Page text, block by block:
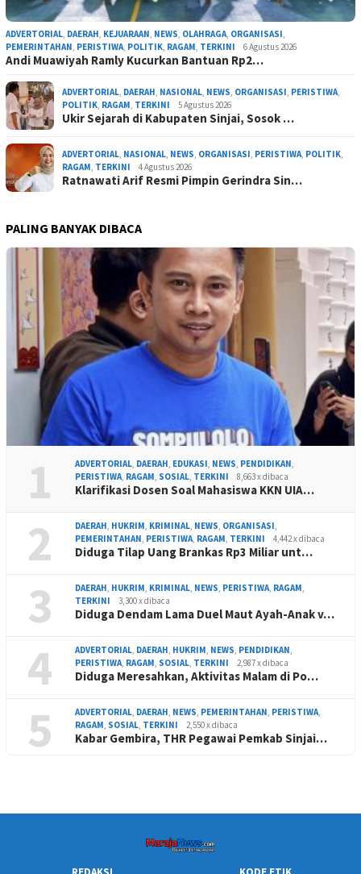
ADVERTORIAL, DAERAH, KEJUARAAN, NEWS, OLAHRAGA, ORGANISASI,
PEMERINTAHAN, PERISTIWA, POLITIK, RAGAM, TERKINI 6 Agustus 2026
Andi Muawiyah Ramly Kucurkan Bantuan Rp2…
ADVERTORIAL, DAERAH, NASIONAL, NEWS, ORGANISASI, PERISTIWA,
POLITIK, RAGAM, TERKINI 5 Agustus 2026
Ukir Sejarah di Kabupaten Sinjai, Sosok …
ADVERTORIAL, NASIONAL, NEWS, ORGANISASI, PERISTIWA, POLITIK,
RAGAM, TERKINI 4 Agustus 2026
Ratnawati Arif Resmi Pimpin Gerindra Sin…
PALING BANYAK DIBACA
1 ADVERTORIAL, DAERAH, EDUKASI, NEWS, PENDIDIKAN,
PERISTIWA, RAGAM, SOSIAL, TERKINI 8,663 x dibaca
Klarifikasi Dosen Soal Mahasiswa KKN UIA…
2 DAERAH, HUKRIM, KRIMINAL, NEWS, ORGANISASI,
PEMERINTAHAN, PERISTIWA, RAGAM, TERKINI 4,442 x dibaca
Diduga Tilap Uang Brankas Rp3 Miliar unt…
3 DAERAH, HUKRIM, KRIMINAL, NEWS, PERISTIWA, RAGAM,
TERKINI
3,300 x dibaca
Diduga Dendam Lama Duel Maut Ayah-Anak v…
4 ADVERTORIAL, DAERAH, HUKRIM, NEWS, PENDIDIKAN,
PERISTIWA, RAGAM, SOSIAL, TERKINI 2,987 x dibaca
Diduga Meresahkan, Aktivitas Malam di Po…
5 ADVERTORIAL, DAERAH, NEWS, PEMERINTAHAN, PERISTIWA,
RAGAM, SOSIAL, TERKINI 2,550 x dibaca
Kabar Gembira, THR Pegawai Pemkab Sinjai…